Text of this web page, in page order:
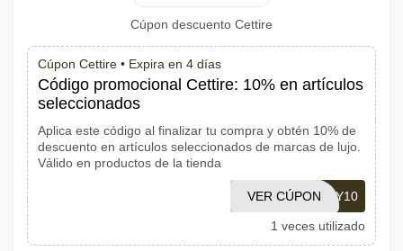
Cúpon descuento Cettire
Cúpon Cettire • Expira en 4 días
Código promocional Cettire: 10% en artículos
seleccionados
Aplica este código al finalizar tu compra y obtén 10% de
descuento en artículos seleccionados de marcas de lujo.
Válido en productos de la tienda
MAY10
VER CÚPON
1 veces utilizado